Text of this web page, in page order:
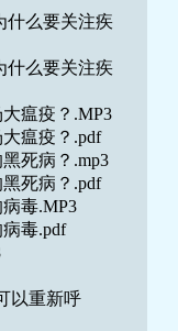
地理大发现的
：划分尔疆我
与交错.mp3
.mp3
与Sugar.mp3
与Sugar.pdf
糖霜与白砂
糖霜与白砂
播 种植园与三
的幻影丨大唐
姓.mp3
力之人丨使者
时长战争.mp3
帝国赠给世
成吉思汗有何
什么要关注疾
什么要关注疾
瘟疫？.MP3
瘟疫？.pdf
死病？.mp3
死病？.pdf
毒.MP3
毒.pdf
以重新呼